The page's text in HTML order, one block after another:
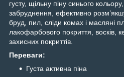
густу, щільну піну синього
забруднення, ефективно
бруд, пил, сліди комах і масляні
лакофарбового покриття, восків,
захисних покриттів.
Переваги:
Густа активна піна